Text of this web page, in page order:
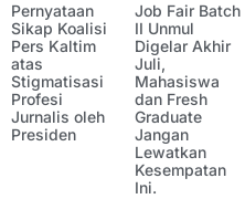
Pernyataan
Sikap Koalisi
Pers Kaltim
atas
Stigmatisasi
Profesi
Jurnalis oleh
Presiden
Job Fair Batch
II Unmul
Digelar Akhir
Juli,
Mahasiswa
dan Fresh
Graduate
Jangan
Lewatkan
Kesempatan
Ini.